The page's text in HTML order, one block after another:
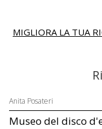
MIGLIORA LA TUA
Anita Posateri
Museo del disco